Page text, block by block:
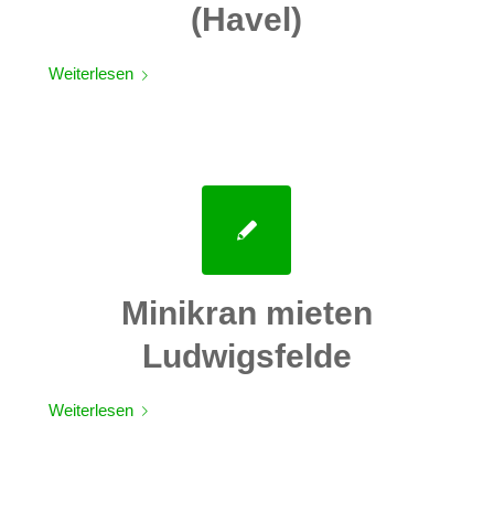
(Havel)
Weiterlesen
Minikran mieten
Ludwigsfelde
Weiterlesen